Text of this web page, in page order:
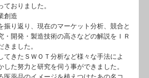
おりました。
創造
振り返り、現在のマーケット分析、競合と
・開発・製造技術の高さなどの解説をＩＲ
ました。
てきたＳＷＯＴ分析など様々な手法によ
した努力と研究を伺う事ができました。